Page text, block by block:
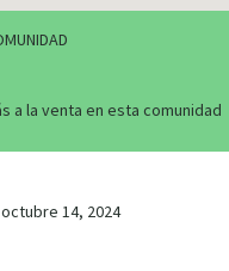
a la venta en esta comunidad
14, 2024